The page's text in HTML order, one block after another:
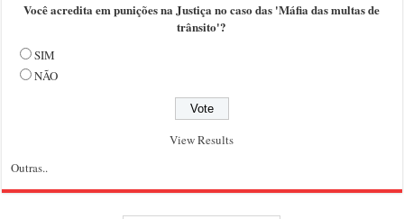
Você acredita em punições na Justiça no caso das 'Máfia das multas de
trânsito'?
SIM
NÃO
View Results
Outras..